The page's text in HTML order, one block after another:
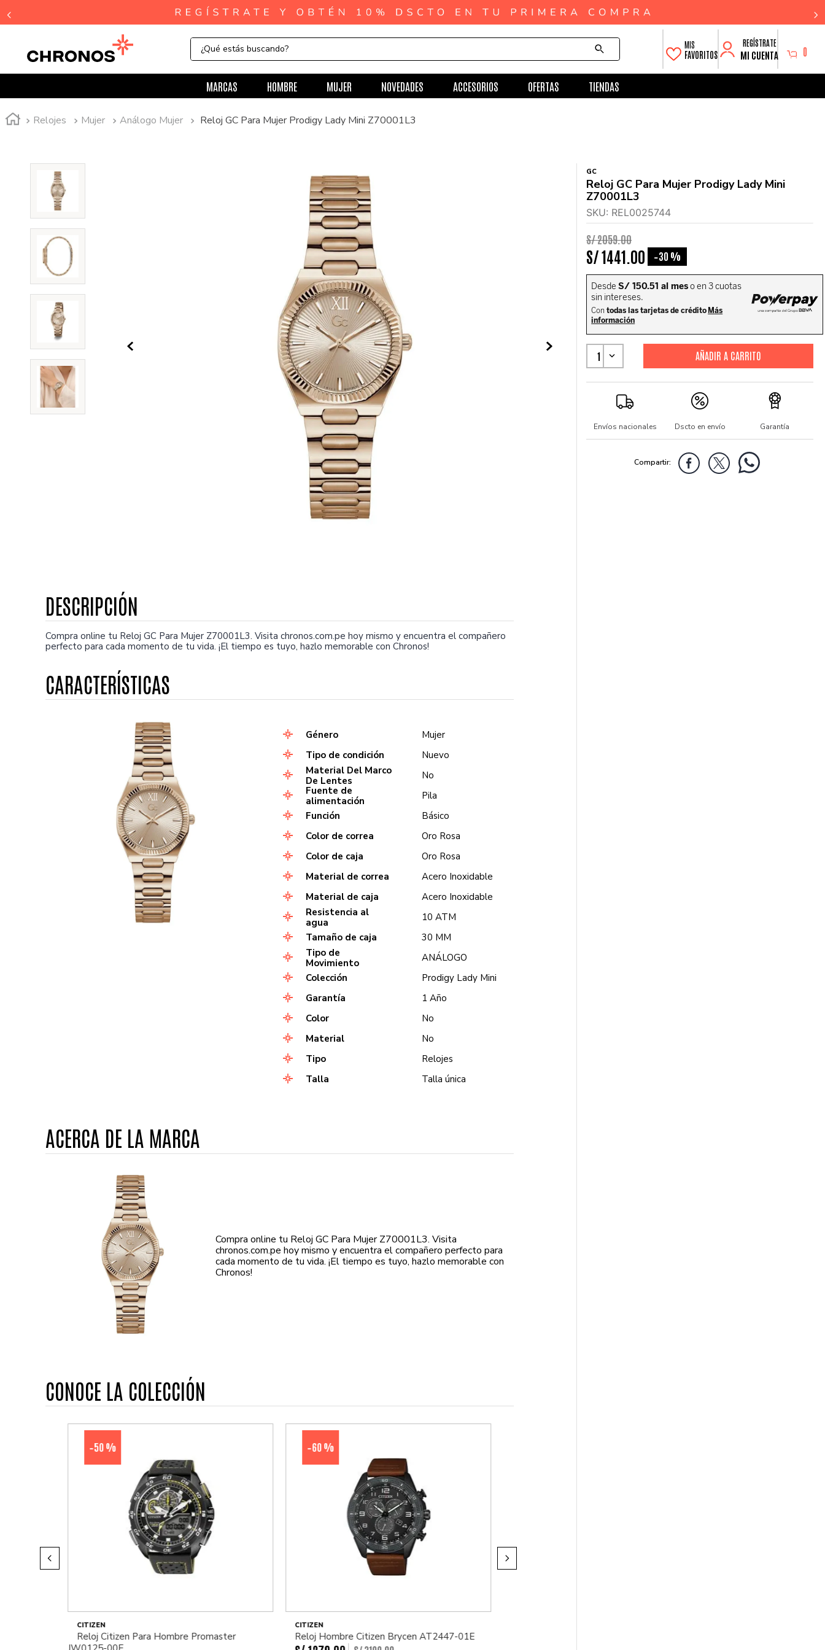
¿Qué estás buscando?
FAVORITOS MI CUENTA 0
MARCAS HOMBRE MUJER NOVEDADES ACCESORIOS OFERTAS TIENDAS
Relojes Mujer Análogo Mujer Reloj GC Para Mujer Prodigy Lady Mini Z70001L3
Compra online tu Reloj GC Para Mujer Z70001L3. Visita chronos.com.pe hoy mismo y encuentra el compañero
perfecto para cada momento de tu vida. ¡El tiempo es tuyo, hazlo memorable con Chronos!
Género
Mujer
Tipo de condición
Nuevo
Material Del Marco
De Lentes
No
Fuente de
alimentación
Pila
Función
Básico
Color de correa
Oro Rosa
Color de caja
Oro Rosa
Material de correa
Acero Inoxidable
Material de caja
Acero Inoxidable
Resistencia al
agua
10 ATM
Tamaño de caja
30 MM
Tipo de
Movimiento
ANÁLOGO
Colección
Prodigy Lady Mini
Garantía
1 Año
Color
No
Material
No
Tipo
Relojes
Talla
Talla única
ACERCA DE LA MARCA
Compra online tu Reloj GC Para Mujer Z70001L3. Visita
chronos.com.pe hoy mismo y encuentra el compañero perfecto para
cada momento de tu vida. ¡El tiempo es tuyo, hazlo memorable con
Chronos!
CONOCE LA COLECCIÓN
-50 %
CITIZEN
Reloj Citizen Para Hombre Promaster
-60 %
CITIZEN
Reloj Hombre Citizen Brycen AT2447-01E
GC
Reloj GC Para Mujer Prodigy Lady Mini
Z70001L3
SKU: REL0025744
S/2059.00
S/1441 00 -30 %
1
Envíos nacionales Dscto en envío Garantía